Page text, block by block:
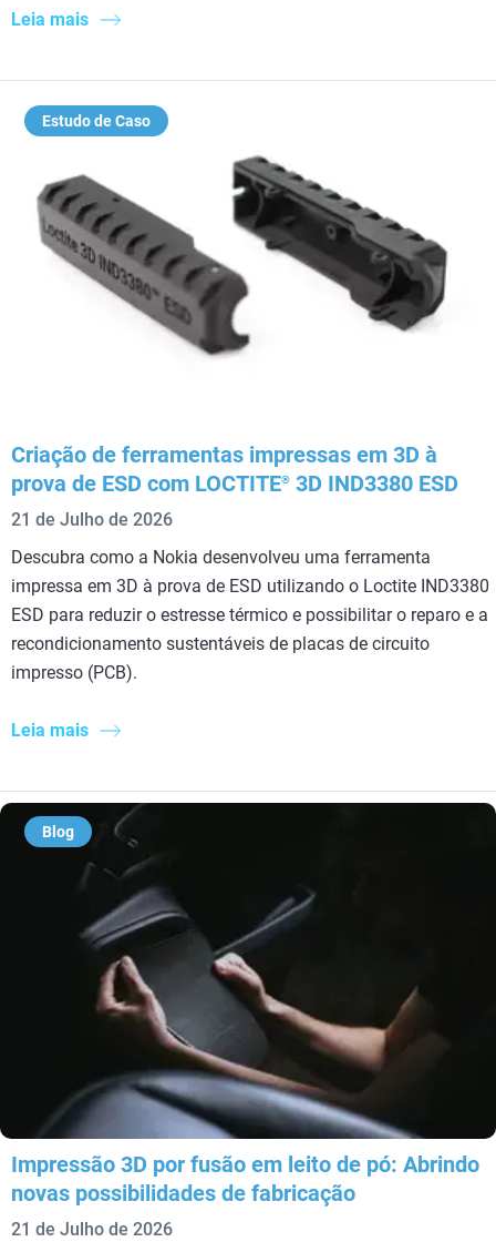
Leia mais
Estudo de Caso
Criação de ferramentas impressas em 3D à
prova de ESD com LOCTITE® 3D IND3380 ESD
21 de Julho de 2026
Descubra como a Nokia desenvolveu uma ferramenta
impressa em 3D à prova de ESD utilizando o Loctite IND3380
ESD para reduzir o estresse térmico e possibilitar o reparo e a
recondicionamento sustentáveis de placas de circuito
impresso (PCB).
Leia mais
Blog
Impressão 3D por fusão em leito de pó: Abrindo
novas possibilidades de fabricação
21 de Julho de 2026